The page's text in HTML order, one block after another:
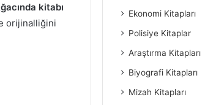
kitabı
orijinalliğini
Ekonomi Kitapları
Polisiye Kitaplar
Araştırma Kitapları
Biyografi Kitapları
Mizah Kitapları